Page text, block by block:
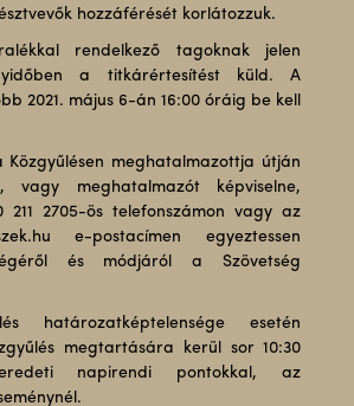
hozzáférését korlátozzuk.
rendelkező tagoknak jelen
a titkárértesítést küld. A
2021. május 6-án 16:00 óráig be kell
Közgyűlésen meghatalmazottja útján
vagy meghatalmazót képviselne,
211 2705-ös telefonszámon vagy az
e-postacímen egyeztessen
és módjáról a Szövetség
határozatképtelensége esetén
megtartására kerül sor 10:30
napirendi pontokkal, az